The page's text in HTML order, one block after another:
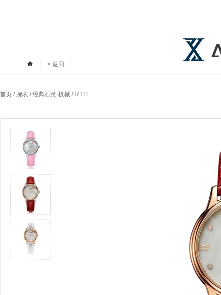
< 返回
首页 / 腕表 /经典石英·机械 / l7111